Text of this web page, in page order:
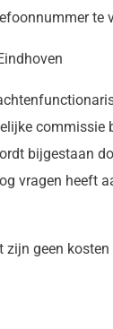
te
commissie
bijgestaan
vragen heeft
geen